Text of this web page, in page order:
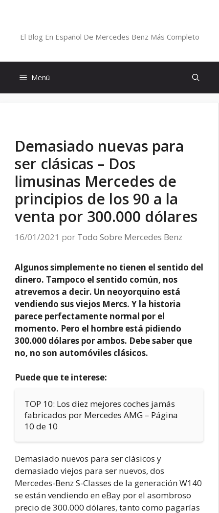
El Blog En Español De Mercedes Benz Más Completo
Menú
Demasiado nuevas para
ser clásicas – Dos
limusinas Mercedes de
principios de los 90 a la
venta por 300.000 dólares
16/01/2021 por Todo Sobre Mercedes Benz
Algunos simplemente no tienen el sentido del
dinero. Tampoco el sentido común, nos
atrevemos a decir. Un neoyorquino está
vendiendo sus viejos Mercs. Y la historia
parece perfectamente normal por el
momento. Pero el hombre está pidiendo
300.000 dólares por ambos. Debe saber que
no, no son automóviles clásicos.
Puede que te interese:
TOP 10: Los diez mejores coches jamás
fabricados por Mercedes AMG – Página
10 de 10
Demasiado nuevos para ser clásicos y
demasiado viejos para ser nuevos, dos
Mercedes-Benz S-Classes de la generación W140
se están vendiendo en eBay por el asombroso
precio de 300.000 dólares, tanto como pagarías